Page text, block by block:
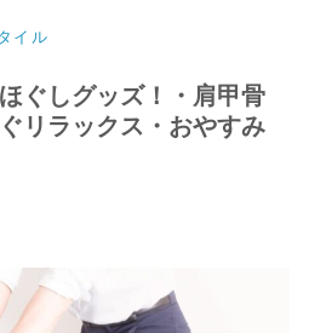
イル
ぐしグッズ！・肩甲骨
リラックス・おやすみ